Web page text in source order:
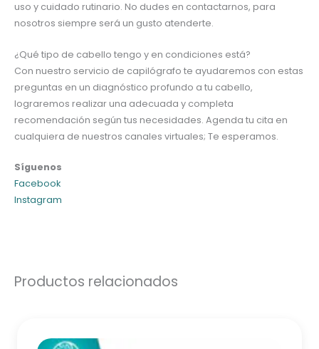
uso y cuidado rutinario. No dudes en contactarnos, para
nosotros siempre será un gusto atenderte.
¿Qué tipo de cabello tengo y en condiciones está?
Con nuestro servicio de capilógrafo te ayudaremos con estas
preguntas en un diagnóstico profundo a tu cabello,
lograremos realizar una adecuada y completa
recomendación según tus necesidades. Agenda tu cita en
cualquiera de nuestros canales virtuales; Te esperamos.
Síguenos
Facebook
Instagram
Productos relacionados